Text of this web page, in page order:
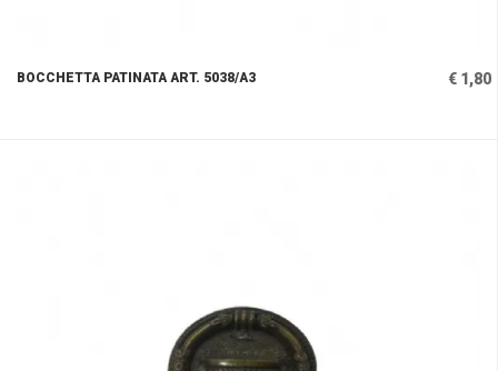
BOCCHETTA PATINATA ART. 5038/A3 € 1,80